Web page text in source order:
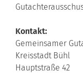
Kontakt:
Gemeinsamer
Kreisstadt Bühl
Hauptstraße 42